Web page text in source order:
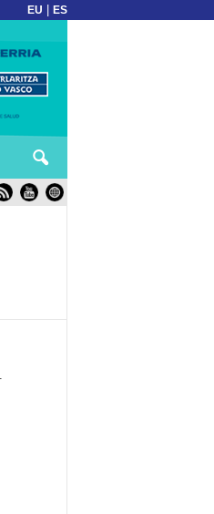
EU ES